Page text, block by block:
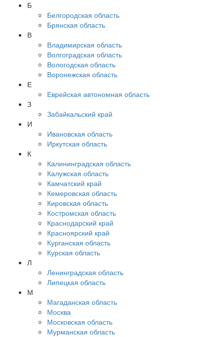
Б
Белгородская область
Брянская область
В
Владимирская область
Волгоградская область
Вологодская область
Воронежская область
Е
Еврейская автономная область
З
Забайкальский край
И
Ивановская область
Иркутская область
К
Калининградская область
Калужская область
Камчатский край
Кемеровская область
Кировская область
Костромская область
Краснодарский край
Красноярский край
Курганская область
Курская область
Л
Ленинградская область
Липецкая область
М
Магаданская область
Москва
Московская область
Мурманская область